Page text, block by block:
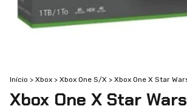
Início > Xbox > Xbox One S/X > Xbox One X Star
Xbox One X Star